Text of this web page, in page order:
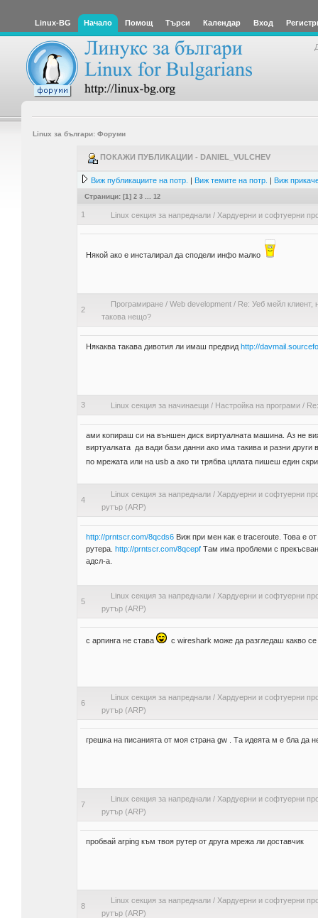
Linux-BG Начало Помощ Търси Календар Вход
Linux за българи: Форуми
ПОКАЖИ ПУБЛИКАЦИИ - DANIEL_VULCHEV
Виж публикациите на потр. | Виж темите на потр. | Виж
Страници: [1] 2 3 12
1 Linux секция за напреднали/ Хардуерни и софтуерни
Някой ако е инсталирал да сподели инфо малко
2
Програмиране/ Web development/ Re: Уеб мейл клиент,
такова нещо?
Някаква такава дивотия ли имаш предвид http://
3 Linux секция за начинаещи/ Настройка на програми/
ами копираш си на външен диск виртуалната машина. Аз не
виртуалката да вади бази данни ако има такива и разни
по мрежата или на usb а ако ти трябва цялата пишеш един
4
Linux секция за напреднали/ Хардуерни и софтуерни
рутър (ARP)
http://prntscr.com/8qcds6Виж при мен как е traceroute. Това е
рутера. http://prntscr.com/8qcepfТам има проблеми с
адсл-а.
5
Linux секция за напреднали/ Хардуерни и софтуерни
рутър (ARP)
с арпинга не става с wireshark може да разгледаш какво се
6
Linux секция за напреднали/ Хардуерни и софтуерни
рутър (ARP)
грешка на писанията от моя страна gw . Та идеята м е бла да
7
Linux секция за напреднали/ Хардуерни и софтуерни
рутър (ARP)
пробвай arping към твоя рутер от друга мрежа ли доставчик
8
Linux секция за напреднали/ Хардуерни и софтуерни
рутър (ARP)